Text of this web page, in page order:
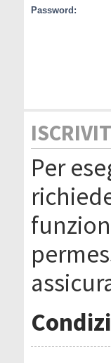
Password:
Per